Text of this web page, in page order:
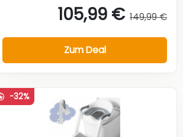
105,99 € 149,99 €
Zum Deal
-32%